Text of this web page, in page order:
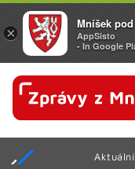
×
Mníšek
AppSisto
- In Google